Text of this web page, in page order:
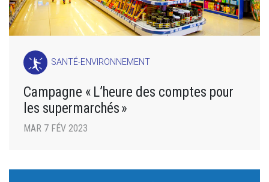
SANTÉ-ENVIRONNEMENT
Campagne « L’heure des comptes pour
les supermarchés »
MAR 7 FÉV 2023